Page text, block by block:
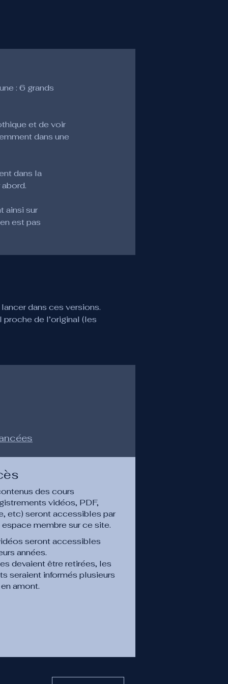
: 6 grands
et de voir
dans une
dans la
ainsi sur
est pas
dans ces versions.
de l’original (les
des cours
vidéos, PDF,
etc) seront accessibles par
membre sur ce site.
seront accessibles
années.
devaient être retirées, les
seraient informés plusieurs
amont.